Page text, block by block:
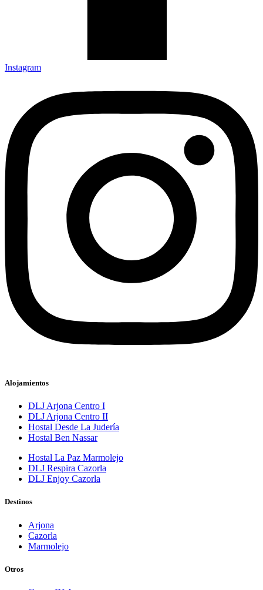
Instagram
Alojamientos
DLJ Arjona Centro I
DLJ Arjona Centro II
Hostal Desde La Judería
Hostal Ben Nassar
Hostal La Paz Marmolejo
DLJ Respira Cazorla
DLJ Enjoy Cazorla
Destinos
Arjona
Cazorla
Marmolejo
Otros